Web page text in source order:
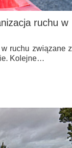
ruchu w
ruchu związane z
Kolejne…